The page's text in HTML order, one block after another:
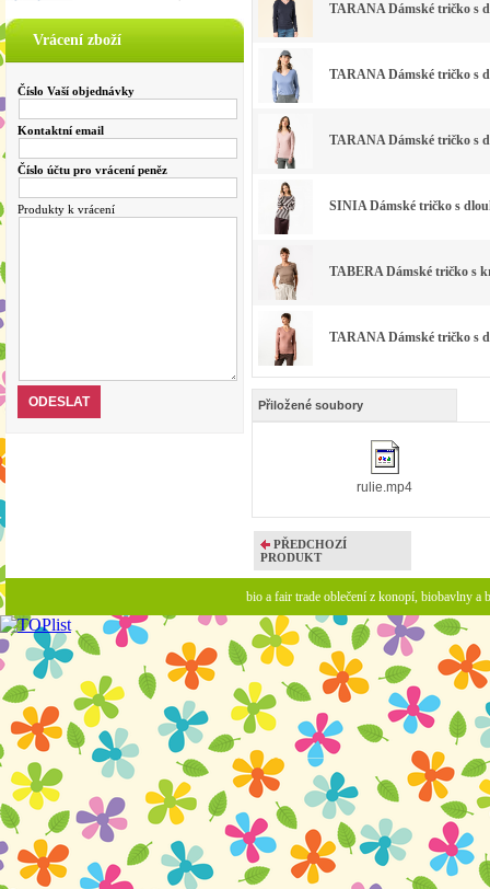
Vrácení zboží
Číslo Vaší objednávky
Kontaktní email
Číslo účtu pro vrácení peněz
Produkty k vrácení
TARANA Dámské tričko s
TARANA Dámské tričko s
TARANA Dámské tričko s
SINIA Dámské tričko s
TABERA Dámské tričko s
TARANA Dámské tričko s
Přiložené soubory
rulie.mp4
PŘEDCHOZÍ
PRODUKT
bio a fair trade oblečení z konopí, biobavlny a